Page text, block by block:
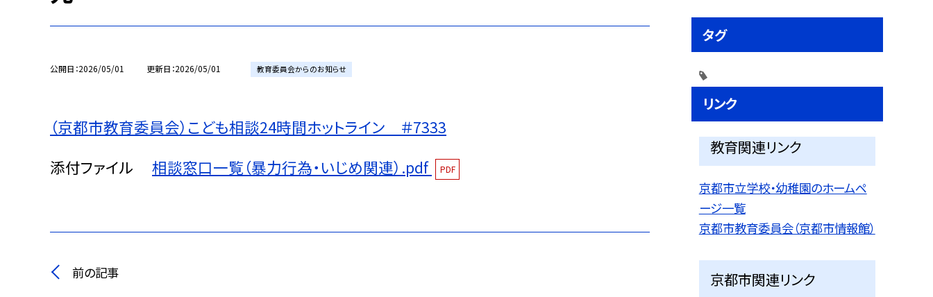
公開日 2026/05/01 更新日 2026/05/01 教育委員会からのお知らせ
（京都市教育委員会）こども相談24時間ホットライン ＃7333
添付ファイル 相談窓口一覧（暴力行為・いじめ関連）.pdf PDF
前の記事
タグ
リンク
教育関連リンク
京都市立学校・幼稚園のホームペ
ージ一覧
京都市教育委員会（京都市情報館）
京都市関連リンク